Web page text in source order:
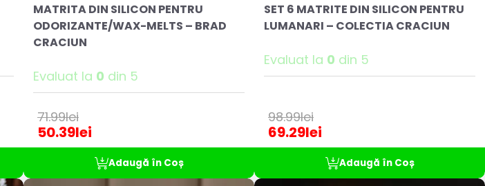
MATRITA DIN SILICON PENTRU
ODORIZANTE/WAX-MELTS – BRAD
CRACIUN
Evaluat la 0 din 5
71.99lei
50.39lei
Adaugă în Coș
SET 6 MATRITE DIN SILICON PENTRU
LUMANARI – COLECTIA CRACIUN
Evaluat la 0 din 5
98.99lei
69.29lei
Adaugă în Coș